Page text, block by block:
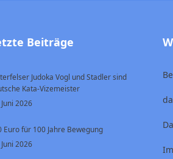
Beiträge
Judoka Vogl und Stadler sind
Kata-Vizemeister
2026
Euro für 100 Jahre Bewegung
2026